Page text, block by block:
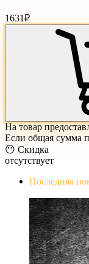
1631₽
На товар
Если общая сумма
😶 Скидка
отсутствует
Последняя